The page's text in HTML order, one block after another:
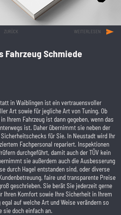
ZURÜCK WEITERLESEN
Fahrzeug Schmiede
in Waiblingen ist ein vertrauensvoller
Art sowie für jegliche Art von Tuning. Ob
Ihrem Fahrzeug ist dann gegeben, wenn das
ist. Daher übernimmt sie neben der
für Sie. In Neustadt wird Ihr
Fachpersonal repariert. Inspektionen
durchgeführt, damit auch der TÜV kein
sie außerdem auch die Ausbesserung
durch Hagel entstanden sind, oder diverse
faire und transparente Preise
geschrieben. Sie berät Sie jederzeit gerne
Ihren Komfort sowie Ihre Sicherheit in Ihrem
egal auf welche Art und Weise verändern so
sie doch einfach an.